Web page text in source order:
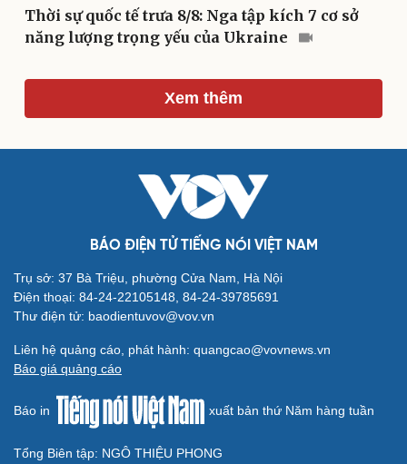
Du lịch
Podcast
Cửa sổ tình yêu
Kể chuyện cho bé
Hạt giống tâm hồn
Thời sự quốc tế trưa 8/8: Nga tập kích 7 cơ sở
năng lượng trọng yếu của Ukraine
Xem thêm
BÁO ĐIỆN TỬ TIẾNG NÓI VIỆT NAM
Trụ sở: 37 Bà Triệu, phường Cửa Nam, Hà Nội
Điện thoại: 84-24-22105148, 84-24-39785691
Thư điện tử: baodientuvov@vov.vn
Liên hệ quảng cáo, phát hành: quangcao@vovnews.vn
Báo giá quảng cáo
Báo in xuất bản thứ Năm hàng tuần
Tổng Biên tập: NGÔ THIỆU PHONG